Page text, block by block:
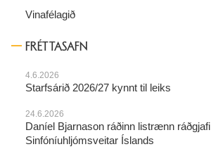
Vinafélagið
FRÉTTASAFN
4.6.2026
Starfsárið 2026/27 kynnt til leiks
24.6.2026
Daníel Bjarnason ráðinn listrænn ráðgjafi
Sinfóníuhljómsveitar Íslands